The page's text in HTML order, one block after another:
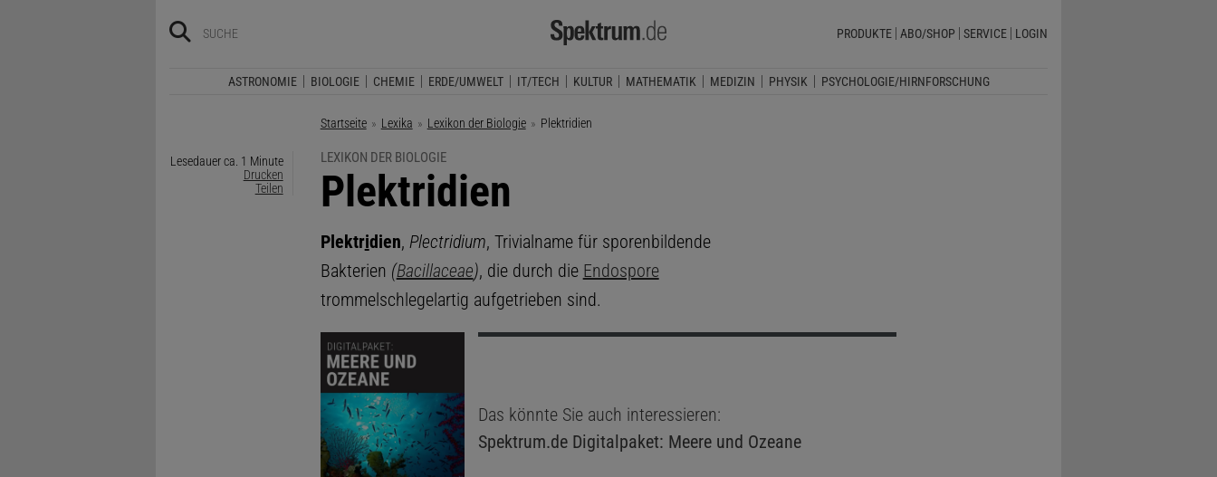
PRODUKTE ABO/SHOP SERVICE LOGIN
ASTRONOMIE BIOLOGIE CHEMIE ERDE/UMWELT IT/TECH KULTUR MATHEMATIK MEDIZIN PHYSIK PSYCHOLOGIE/HIRNFORSCHUNG
Startseite Lexika Lexikon der Biologie Aktuelle Seite:
Plektridien
Lesedauer ca. 1 Minute
Drucken
Teilen
LEXIKON DER BIOLOGIE
:
Plektridien
Plektridien, Plectridium, Trivialname für sporenbildende
Bakterien (Bacillaceae), die durch die Endospore
trommelschlegelartig aufgetrieben sind.
Das könnte Sie auch interessieren:
Spektrum.deDigitalpaket: Meere und Ozeane